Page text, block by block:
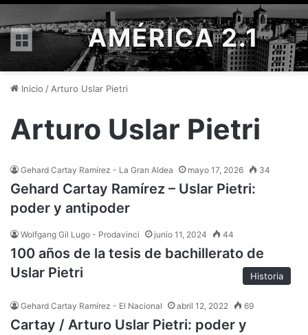
Menú AMÉRICA 2.1
Inicio / Arturo Uslar Pietri
Arturo Uslar Pietri
Gehard Cartay Ramírez - La Gran Aldea mayo 17, 2026 34
Gehard Cartay Ramírez – Uslar Pietri:
poder y antipoder
Wolfgang Gil Lugo - Prodavinci junio 11, 2024 44
100 años de la tesis de bachillerato de
Uslar Pietri
Historia
Gehard Cartay Ramírez - El Nacional abril 12, 2022 69
Cartay / Arturo Uslar Pietri: poder y